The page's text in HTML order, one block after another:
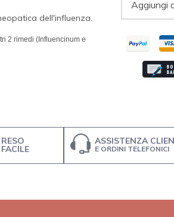
dell'influenza.
2 rimedi (Influencinum e
Aggiungi
RESO
FACILE
ASSISTENZA
E ORDINI TELEFONICI